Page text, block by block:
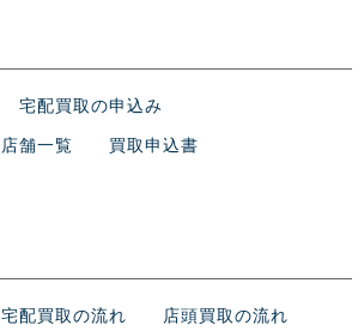
宅配買取の申込み
店舗一覧 買取申込書
宅配買取の流れ 店頭買取の流れ